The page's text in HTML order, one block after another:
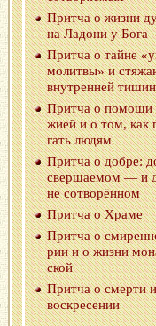
Прит­ча о жизни
на Ла­до­ни у Бога
Прит­ча о тайне
мо­лит­вы» и
внут­рен­ней
Прит­ча о
жи­ей и о том,
гать людям
Прит­ча о добре:
свер­ша­е­мом — и
не со­тво­рён­ном
Прит­ча о Храме
Прит­ча о
рии и о жизни
ской
Прит­ча о смер­ти
вос­кре­се­нии